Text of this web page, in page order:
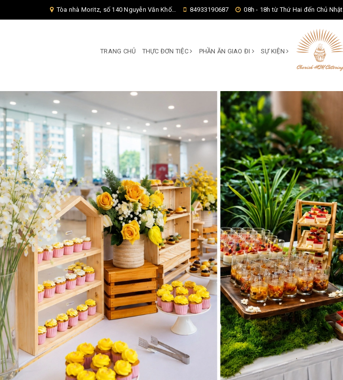
Tòa nhà Moritz, số 140 Nguyễn Văn Khối, Phường Thông Tây Hội, Thành phố Hồ Chí Minh, TP Hồ Chí Minh, 84933190687 08h - 18h từ Thứ Hai đến Chủ Nhật
TRANG CHỦ THỰC ĐƠN TIỆC PHẦN ĂN GIAO ĐI SỰ KIỆN